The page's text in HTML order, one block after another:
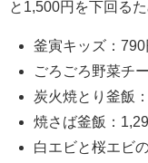
と1,500円を下回る
釜寅キッズ：790
ごろごろ野菜チ
炭火焼とり釜飯
焼さば釜飯：
白エビと桜エビ